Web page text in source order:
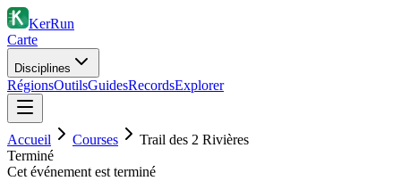
KerRun
Carte
Disciplines
RégionsOutilsGuidesRecordsExplorer
Accueil Courses
Trail des 2 Rivières
Terminé
Cet événement est terminé